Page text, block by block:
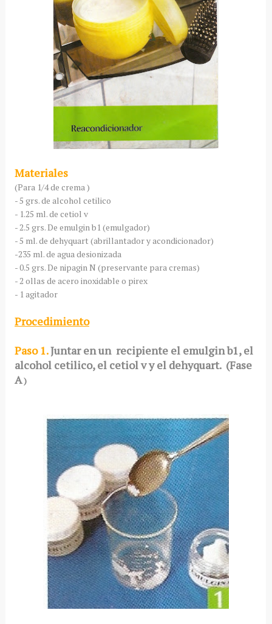
Materiales
(Para 1/4 de crema )
- 5 grs. de alcohol cetilico
- 1.25 ml. de cetiol v
- 2.5 grs. De emulgin b1 (emulgador)
- 5 ml. de dehyquart (abrillantador y acondicionador)
-235 ml. de agua desionizada
- 0.5 grs. De nipagin N (preservante para cremas)
- 2 ollas de acero inoxidable o pirex
- 1 agitador
Procedimiento
Paso 1.Juntar en un recipiente el emulgin b1, el
alcohol cetilico, el cetiol v y el dehyquart. (Fase
A)